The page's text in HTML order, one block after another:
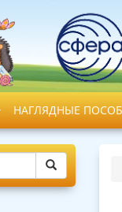
НАГЛЯДНЫЕ